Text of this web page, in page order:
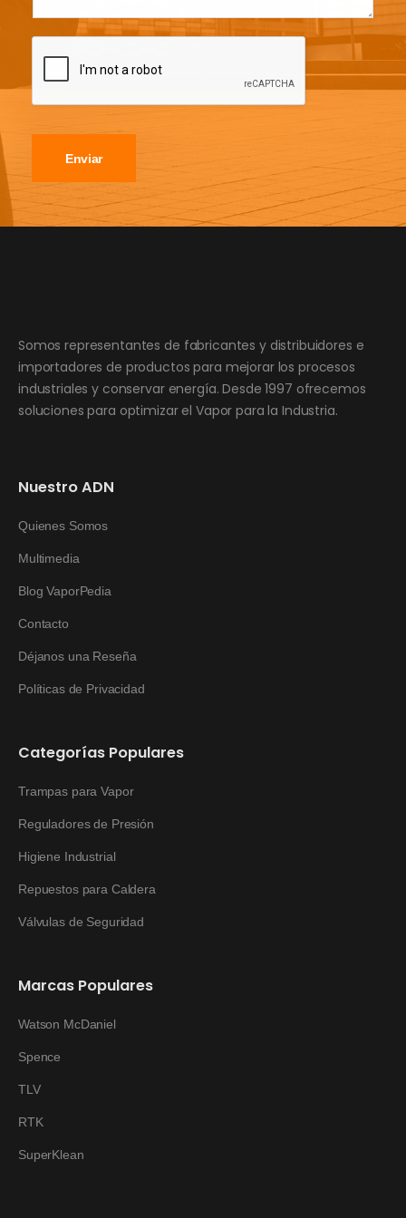
Enviar
Somos representantes de fabricantes y distribuidores e
importadores de productos para mejorar los procesos
industriales y conservar energía. Desde 1997 ofrecemos
soluciones para optimizar el Vapor para la Industria.
Nuestro ADN
Quienes Somos
Multimedia
Blog VaporPedia
Contacto
Déjanos una Reseña
Políticas de Privacidad
Categorías Populares
Trampas para Vapor
Reguladores de Presión
Higiene Industrial
Repuestos para Caldera
Válvulas de Seguridad
Marcas Populares
Watson McDaniel
Spence
TLV
RTK
SuperKlean